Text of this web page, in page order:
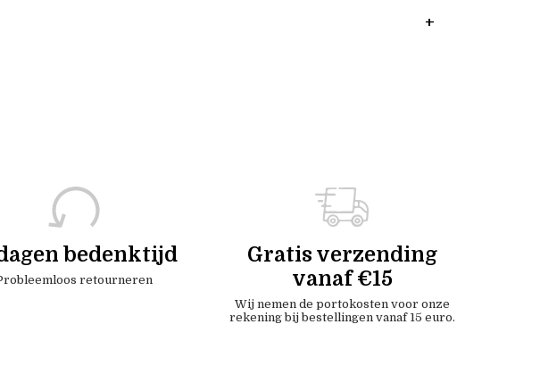
bedenktijd
retourneren
Gratis verzending
vanaf €15
Wij nemen de portokosten voor onze
rekening bij bestellingen vanaf 15 euro.